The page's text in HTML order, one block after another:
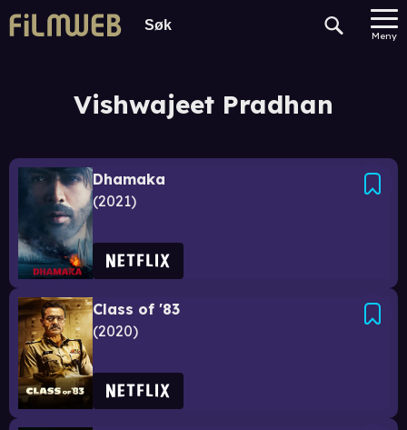
Meny
Vishwajeet Pradhan
Dhamaka
2021
Class of '83
2020